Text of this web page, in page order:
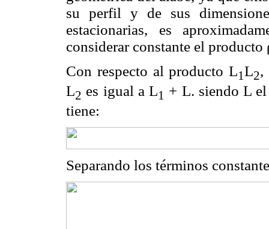
su perfil y de sus
estacionarias, es
considerar constante el producto
Con respecto al producto L1L2,
L2 es igual a L1 + L. siendo L
tiene:
Separando los términos